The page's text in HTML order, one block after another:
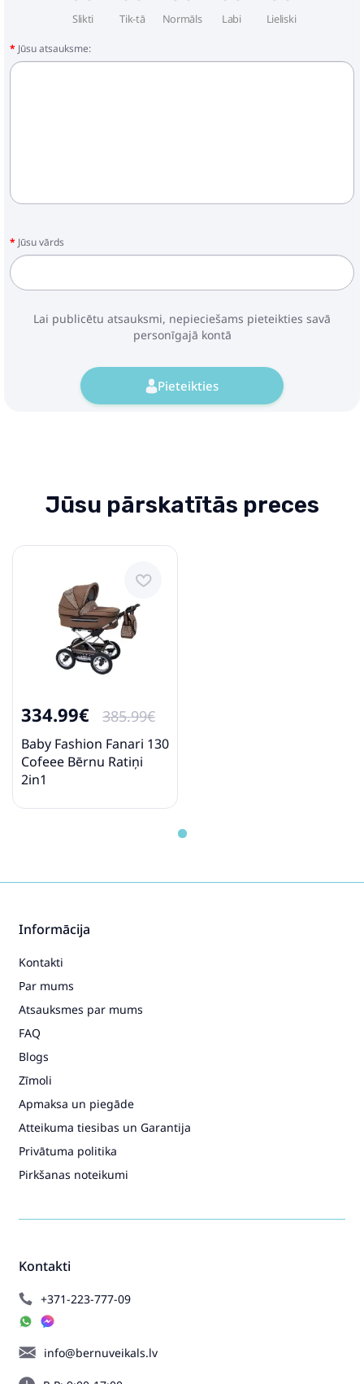
Slikti Tik-tā Normāls Labi Lieliski
Jūsu atsauksme:
Jūsu vārds
Lai publicētu atsauksmi, nepieciešams pieteikties savā
personīgajā kontā
Pieteikties
Jūsu pārskatītās preces
334.99€ 385.99€
Baby Fashion Fanari 130
Cofeee Bērnu Ratiņi
2in1
Kontakti
+371-223-777-09
info@bernuveikals.lv
Informācija
Kontakti
Par mums
Atsauksmes par mums
FAQ
Blogs
Zīmoli
Apmaksa un piegāde
Atteikuma tiesibas un Garantija
Privātuma politika
Pirkšanas noteikumi